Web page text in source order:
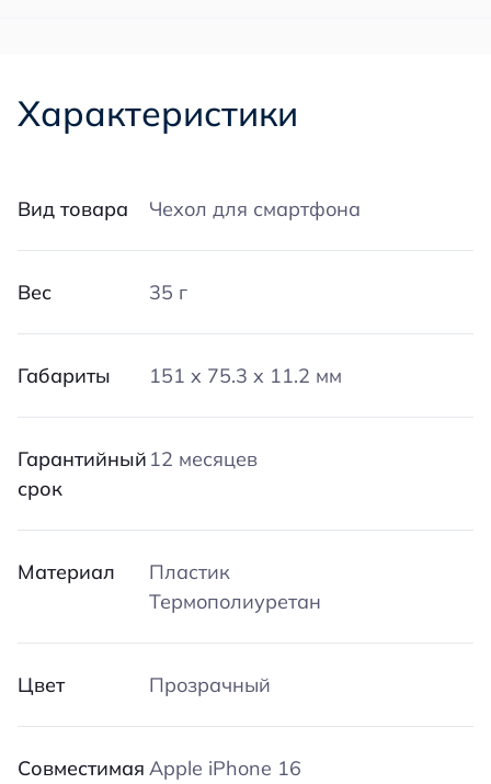
Характеристики
Вид товара Чехол для смартфона
Вес 35 г
Габариты 151 x 75.3 x 11.2 мм
Гарантийный
срок
12 месяцев
Материал
Пластик
Термополиуретан
Цвет Прозрачный
Совместимая Apple iPhone 16